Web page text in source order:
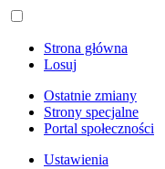
Strona główna
Losuj
Ostatnie zmiany
Strony specjalne
Portal społeczności
Ustawienia